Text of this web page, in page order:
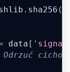
. sha256 (
data [
Odrzuć cicho